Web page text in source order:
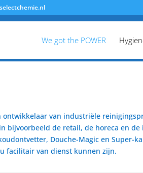
We got the POWER
ontwikkelaar van industriële
bijvoorbeeld de retail, de horeca en
Douche-Magic en Super-
facilitair van dienst kunnen zijn.